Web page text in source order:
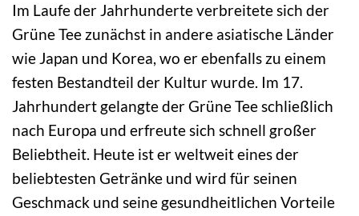
Im Laufe der Jahrhunderte verbreitete sich der
Grüne Tee zunächst in andere asiatische Länder
wie Japan und Korea, wo er ebenfalls zu einem
festen Bestandteil der Kultur wurde. Im 17.
Jahrhundert gelangte der Grüne Tee schließlich
nach Europa und erfreute sich schnell großer
Beliebtheit. Heute ist er weltweit eines der
beliebtesten Getränke und wird für seinen
Geschmack und seine gesundheitlichen Vorteile